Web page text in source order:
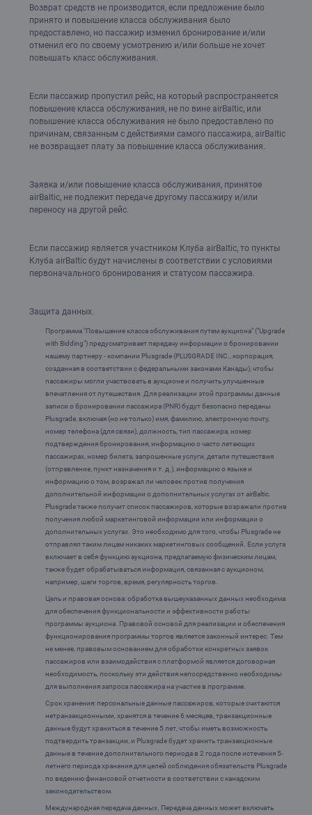
Возврат средств не производится, если предложение было
принято и повышение класса обслуживания было
предоставлено, но пассажир изменил бронирование и/или
отменил его по своему усмотрению и/или больше не хочет
повышать класс обслуживания.
Если пассажир пропустил рейс, на который распространяется
повышение класса обслуживания, не по вине airBaltic, или
повышение класса обслуживания не было предоставлено по
причинам, связанным с действиями самого пассажира, airBaltic
не возвращает плату за повышение класса обслуживания.
Заявка и/или повышение класса обслуживания, принятое
airBaltic, не подлежит передаче другому пассажиру и/или
переносу на другой рейс.
Если пассажир является участником Клуба airBaltic, то пункты
Клуба airBaltic будут начислены в соответствии с условиями
первоначального бронирования и статусом пассажира.
Защита данных.
Программа "Повышение класса обслуживания путем аукциона" ("Upgrade
with Bidding") предусматривает передачу информации о бронировании
нашему партнеру - компании Plusgrade (PLUSGRADE INC., корпорация,
созданная в соответствии с федеральными законами Канады), чтобы
пассажиры могли участвовать в аукционе и получить улучшенные
впечатления от путешествия. Для реализации этой программы данные
записи о бронировании пассажира (PNR) будут безопасно переданы
Plusgrade, включая (но не только) имя, фамилию, электронную почту,
номер телефона (для связи), должность, тип пассажира, номер
подтверждения бронирования, информацию о часто летающих
пассажирах, номер билета, запрошенные услуги, детали путешествия
(отправление, пункт назначения и т. д.), информацию о языке и
информацию о том, возражал ли человек против получения
дополнительной информации о дополнительных услугах от airBaltic.
Plusgrade также получит список пассажиров, которые возражали против
получения любой маркетинговой информации или информации о
дополнительных услугах. Это необходимо для того, чтобы Plusgrade не
отправлял таким лицам никаких маркетинговых сообщений. Если услуга
включает в себя функцию аукциона, предлагаемую физическим лицам,
также будет обрабатываться информация, связанная с аукционом,
например, шаги торгов, время, регулярность торгов.
Цель и правовая основа: обработка вышеуказанных данных необходима
для обеспечения функциональности и эффективности работы
программы аукциона. Правовой основой для реализации и обеспечения
функционирования программы торгов является законный интерес. Тем
не менее, правовым основанием для обработки конкретных заявок
пассажиров или взаимодействия с платформой является договорная
необходимость, поскольку эти действия непосредственно необходимы
для выполнения запроса пассажира на участие в программе.
Срок хранения: персональные данные пассажиров, которые считаются
нетранзакционными, хранятся в течение 6 месяцев, транзакционные
данные будут храниться в течение 5 лет, чтобы иметь возможность
подтвердить транзакции, и Plusgrade будет хранить транзакционные
данные в течение дополнительного периода в 2 года после истечения 5-
летнего периода хранения для целей соблюдения обязательств Plusgrade
по ведению финансовой отчетности в соответствии с канадским
законодательством.
Международная передача данных. Передача данных может включать